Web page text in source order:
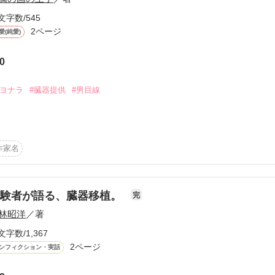
字数/545
(純愛) 2ページ
ナラ #臓器提供 #男目線
あたたかい彼女の手。
作品を読む
家名
者が語る、臓器移植。 完
昭洋／著
字数/1,367
フィクション・実話 2ページ